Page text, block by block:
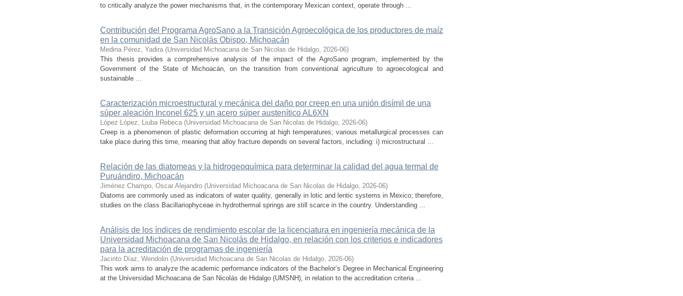
to critically analyze the power mechanisms that, in the contemporary Mexican context, operate through ...
Contribución del Programa AgroSano a la Transición Agroecológica de los productores de maíz
en la comunidad de San Nicolás Obispo, Michoacán
Medina Pérez, Yadira (Universidad Michoacana de San Nicolas de Hidalgo, 2026-06)
This thesis provides a comprehensive analysis of the impact of the AgroSano program, implemented by the
Government of the State of Michoacán, on the transition from conventional agriculture to agroecological and
sustainable ...
Caracterización microestructural y mecánica del daño por creep en una unión disímil de una
súper aleación Inconel 625 y un acero súper austenítico AL6XN
López López, Liuba Rebeca (Universidad Michoacana de San Nicolas de Hidalgo, 2026-06)
Creep is a phenomenon of plastic deformation occurring at high temperatures; various metallurgical processes can
take place during this time, meaning that alloy fracture depends on several factors, including: i) microstructural ...
Relación de las diatomeas y la hidrogeoquímica para determinar la calidad del agua termal de
Puruándiro, Michoacán
Jiménez Champo, Oscar Alejandro (Universidad Michoacana de San Nicolas de Hidalgo, 2026-06)
Diatoms are commonly used as indicators of water quality, generally in lotic and lentic systems in Mexico; therefore,
studies on the class Bacillariophyceae in hydrothermal springs are still scarce in the country. Understanding ...
Análisis de los índices de rendimiento escolar de la licenciatura en ingeniería mecánica de la
Universidad Michoacana de San Nicolás de Hidalgo, en relación con los criterios e indicadores
para la acreditación de programas de ingeniería
Jacinto Díaz, Wendolin (Universidad Michoacana de San Nicolas de Hidalgo, 2026-06)
This work aims to analyze the academic performance indicators of the Bachelor’s Degree in Mechanical Engineering
at the Universidad Michoacana de San Nicolás de Hidalgo (UMSNH), in relation to the accreditation criteria ...